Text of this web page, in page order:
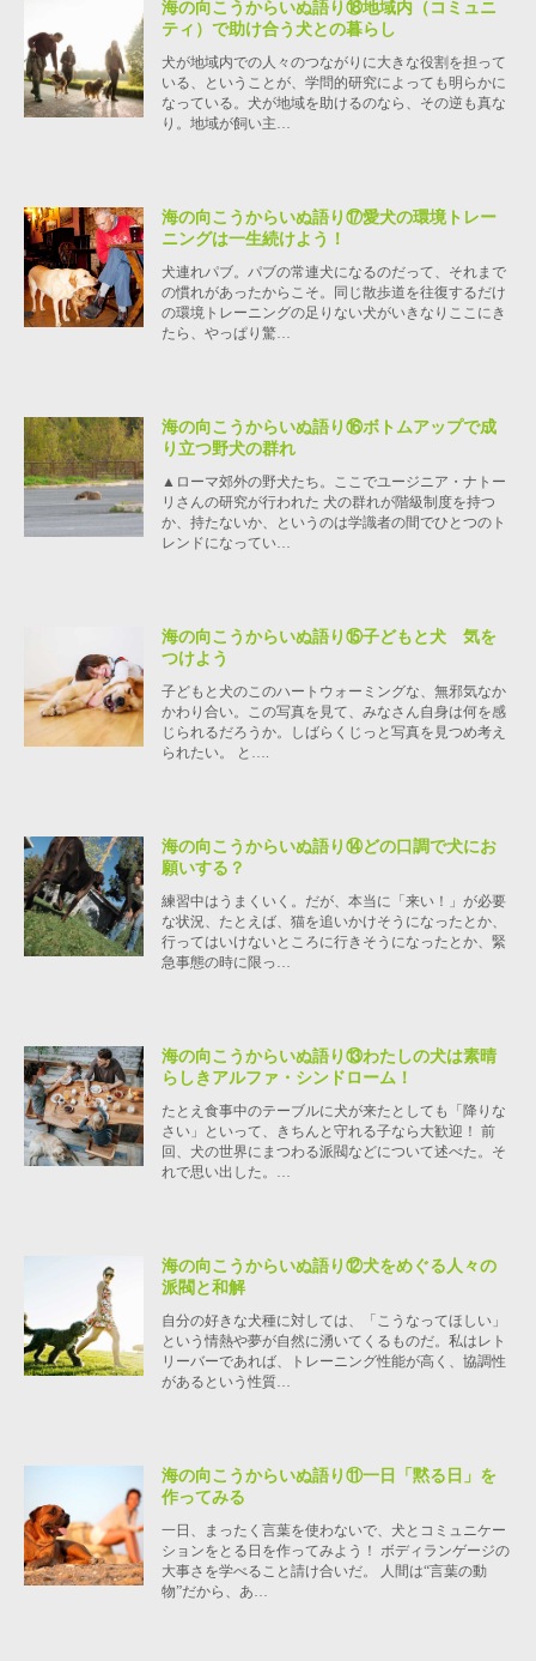
海の向こうからいぬ語り⑱地域内（コミュニ
ティ）で助け合う犬との暮らし
犬が地域内での人々のつながりに大きな役割を担って
いる、ということが、学問的研究によっても明らかに
なっている。犬が地域を助けるのなら、その逆も真な
り。地域が飼い主…
海の向こうからいぬ語り⑰愛犬の環境トレー
ニングは一生続けよう！
犬連れパブ。パブの常連犬になるのだって、それまで
の慣れがあったからこそ。同じ散歩道を往復するだけ
の環境トレーニングの足りない犬がいきなりここにき
たら、やっぱり驚…
海の向こうからいぬ語り⑯ボトムアップで成
り立つ野犬の群れ
▲ローマ郊外の野犬たち。ここでユージニア・ナトー
リさんの研究が行われた 犬の群れが階級制度を持つ
か、持たないか、というのは学識者の間でひとつのト
レンドになってい…
海の向こうからいぬ語り⑮子どもと犬 気を
つけよう
子どもと犬のこのハートウォーミングな、無邪気なか
かわり合い。この写真を見て、みなさん自身は何を感
じられるだろうか。しばらくじっと写真を見つめ考え
られたい。 と….
海の向こうからいぬ語り⑭どの口調で犬にお
願いする？
練習中はうまくいく。だが、本当に「来い！」が必要
な状況、たとえば、猫を追いかけそうになったとか、
行ってはいけないところに行きそうになったとか、緊
急事態の時に限っ…
海の向こうからいぬ語り⑬わたしの犬は素晴
らしきアルファ・シンドローム！
たとえ食事中のテーブルに犬が来たとしても「降りな
さい」といって、きちんと守れる子なら大歓迎！ 前
回、犬の世界にまつわる派閥などについて述べた。そ
れで思い出した。…
海の向こうからいぬ語り⑫犬をめぐる人々の
派閥と和解
自分の好きな犬種に対しては、「こうなってほしい」
という情熱や夢が自然に湧いてくるものだ。私はレト
リーバーであれば、トレーニング性能が高く、協調性
があるという性質…
海の向こうからいぬ語り⑪一日「黙る日」を
作ってみる
一日、まったく言葉を使わないで、犬とコミュニケー
ションをとる日を作ってみよう！ ボディランゲージの
大事さを学べること請け合いだ。 人間は“言葉の動
物”だから、あ…